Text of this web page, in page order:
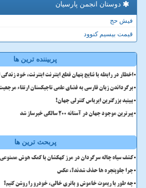
دوستان انجمن پارسیان
فیش حج
قیمت بیسیم کنوود
پربیننده ترین ها
اخطار در رابطه با نتایج پنهان قطع اینترنت اینترنت، خود
برگرداندن زبان فارسی به فضای علمی تاجیکستان ارتقاء
ببینید بزرگترین ایرباس کنترلی جهان!
پیرترین موجود جهان در آستانه ۲۰۰ سالگی خبرساز شد
پربحث ترین ها
کشف سیاه چاله سرگردان در مرز کهکشان با کمک هوش مصنوعی
چرا جلوپنجره ها حذف شدند؟، عکس
چه طور با ریموت خاموش و باتری خالی، خودرو را روشن کنیم؟